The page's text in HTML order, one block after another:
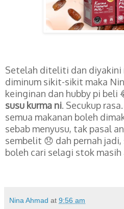
Setelah diteliti dan diyakini
diminum sikit-sikit maka
keinginan dan hubby pi beli
susu kurma ni. Secukup
semua makanan boleh
sebab menyusu, tak pasal
sembelit 😞 dah pernah
boleh cari selagi stok masih
Nina Ahmad at 9:56 am